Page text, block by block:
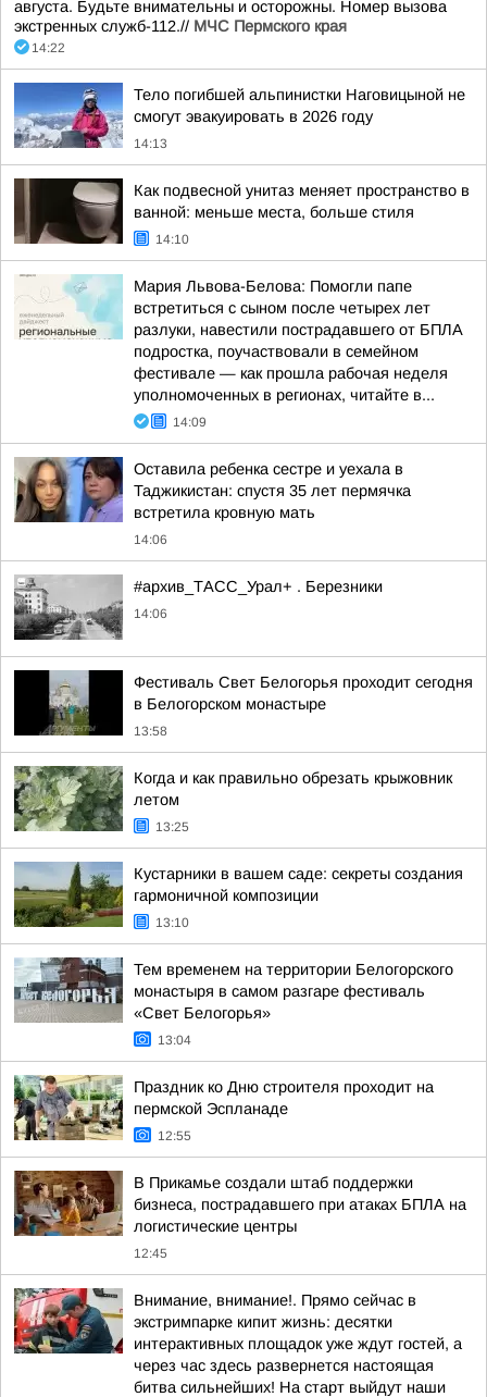
августа. Будьте внимательны и осторожны. Номер вызова
экстренных служб-112.// МЧС Пермского края
14:22
Тело погибшей альпинистки Наговицыной не
смогут эвакуировать в 2026 году
14:13
Как подвесной унитаз меняет пространство в
ванной: меньше места, больше стиля
14:10
Мария Львова-Белова: Помогли папе
встретиться с сыном после четырех лет
разлуки, навестили пострадавшего от БПЛА
подростка, поучаствовали в семейном
фестивале — как прошла рабочая неделя
уполномоченных в регионах, читайте в...
14:09
Оставила ребенка сестре и уехала в
Таджикистан: спустя 35 лет пермячка
встретила кровную мать
14:06
#архив_ТАСС_Урал+ . Березники
14:06
Фестиваль Свет Белогорья проходит сегодня
в Белогорском монастыре
13:58
Когда и как правильно обрезать крыжовник
летом
13:25
Кустарники в вашем саде: секреты создания
гармоничной композиции
13:10
Тем временем на территории Белогорского
монастыря в самом разгаре фестиваль
«Свет Белогорья»
13:04
Праздник ко Дню строителя проходит на
пермской Эспланаде
12:55
В Прикамье создали штаб поддержки
бизнеса, пострадавшего при атаках БПЛА на
логистические центры
12:45
Внимание, внимание!. Прямо сейчас в
экстримпарке кипит жизнь: десятки
интерактивных площадок уже ждут гостей, а
через час здесь развернется настоящая
битва сильнейших! На старт выйдут наши